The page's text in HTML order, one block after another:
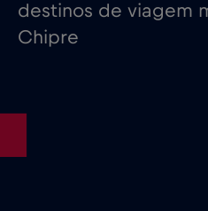
destinos de viagem
Chipre